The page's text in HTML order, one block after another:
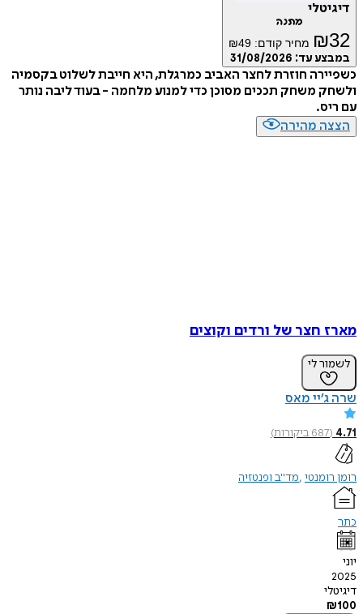
דיגיטלי
מתנה
₪32 מחיר קודם: ₪49
במבצע עד: 31/08/2026
כשפיירה חוזרת לחצר האביב כמרגלת, היא חייבת לשלוט בקסמיה
ולשחק משחק תככים מסוכן כדי למנוע מלחמה - בעוד ליבה נותר
עם ריס.
הצצה מהירה
מארז חצר של ורדים וקוצים
לשמור לי
שרה ג’יי מאס
4.71
(
687ביקורות)
רומן רומנטי מד"ב ופנטזיה
כתר
יוני
2025
דיגיטלי
₪100